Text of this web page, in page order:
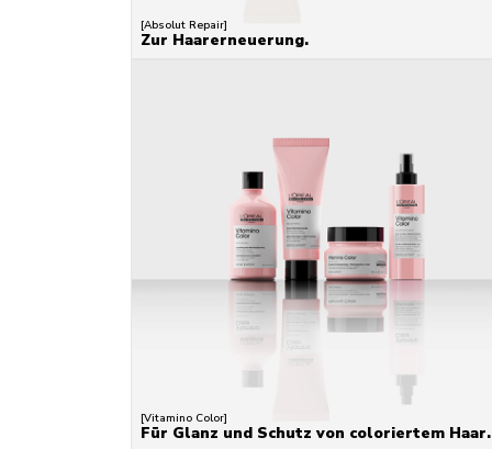
[Absolut Repair]
Zur Haarerneuerung.
[Vitamino Color]
Für Glanz und Schutz von coloriertem Haar.